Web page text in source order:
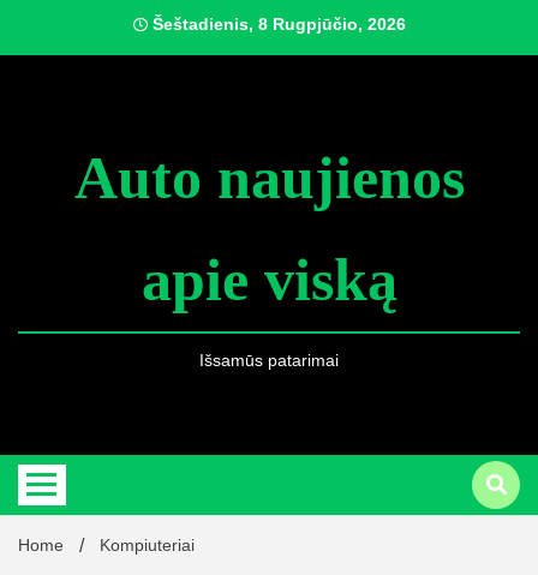
content
Šeštadienis, 8 Rugpjūčio, 2026
Auto naujienos
apie viską
Išsamūs patarimai
Home Kompiuteriai